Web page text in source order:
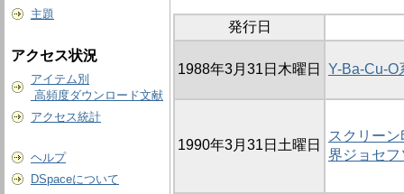
主題
アクセス状況
アイテム別
高頻度ダウンロード文献
アクセス統計
ヘルプ
DSpaceについて
発行日
1988年3月31日木曜日 Y-Ba-Cu-O
1990年3月31日土曜日
スクリー
界ジョセフ